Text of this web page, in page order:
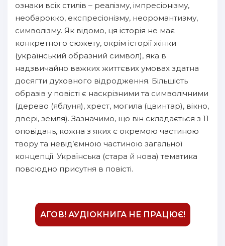
15
16
17
19
20
21
22
24
ознаки всіх стилів – реалізму, імпресіонізму,
необарокко, експресіонізму, неоромантизму,
символізму. Як відомо, ця історія не має
конкретного сюжету, окрім історії жінки
(український образний символ), яка в
надзвичайно важких життєвих умовах здатна
досягти духовного відродження. Більшість
образів у повісті є наскрізними та символічними
(дерево (яблуня), хрест, могила (цвинтар), вікно,
двері, земля). Зазначимо, що він складається з 11
оповідань, кожна з яких є окремою частиною
твору та невід’ємною частиною загальної
концепції. Українська (стара й нова) тематика
повсюдно присутня в повісті.
АГОВ! АУДІОКНИГА НЕ ПРАЦЮЄ!